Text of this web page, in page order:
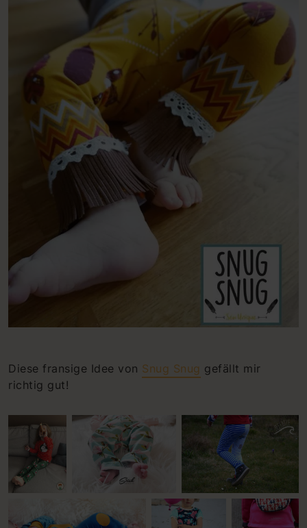
Diese fransige Idee von Snug Snug gefällt mir
richtig gut!